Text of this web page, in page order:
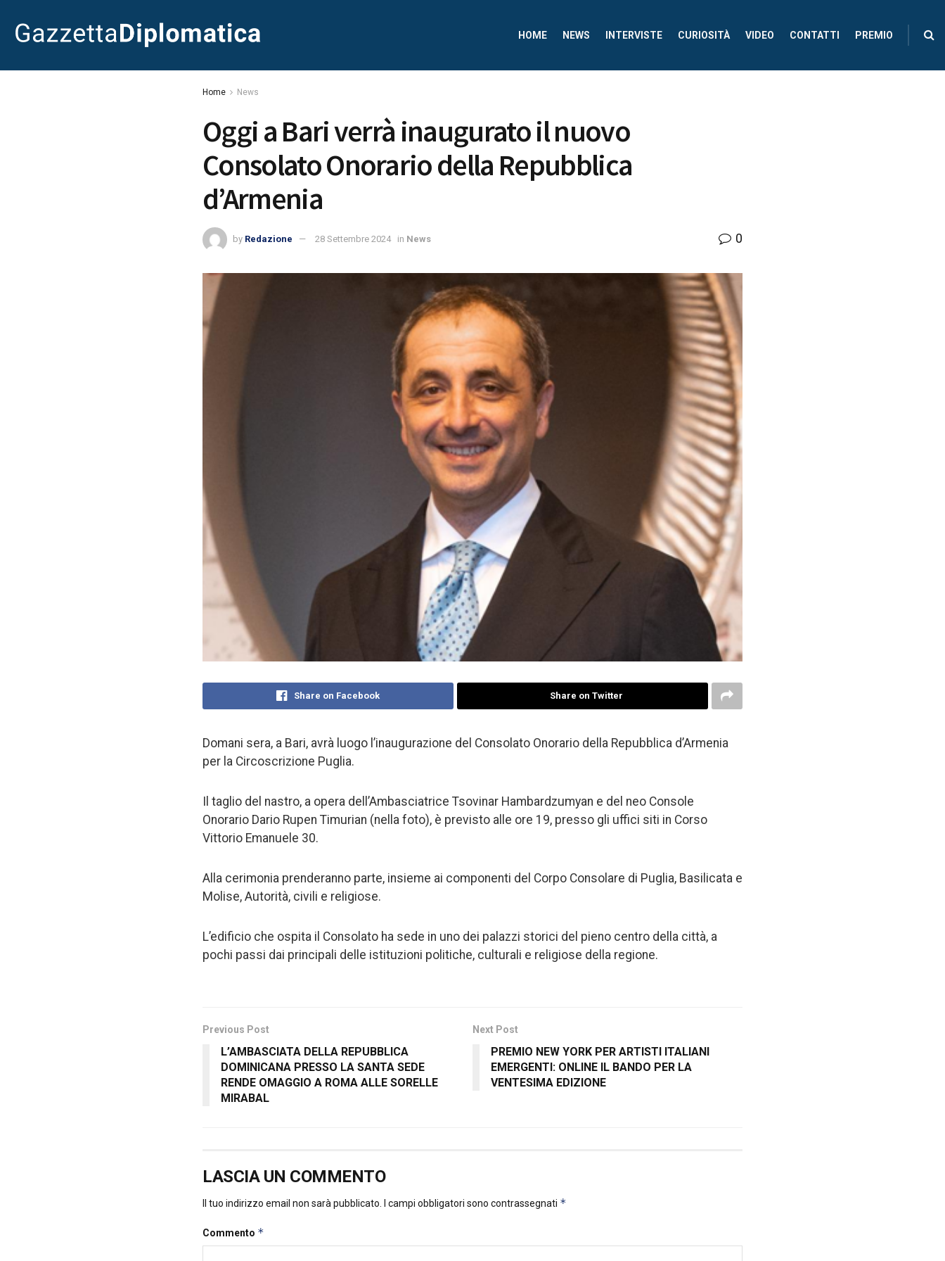
HOME NEWS INTERVISTE CURIOSITÀ VIDEO CONTATTI PREMIO
Home News
Oggi a Bari verrà inaugurato il nuovo
Consolato Onorario della Repubblica
d’Armenia
by Redazione 28 Settembre 2024 in News 0
Share on Facebook Share on Twitter
Domani sera, a Bari, avrà luogo l’inaugurazione del Consolato Onorario della Repubblica d’Armenia
per la Circoscrizione Puglia.
Il taglio del nastro, a opera dell’Ambasciatrice Tsovinar Hambardzumyan e del neo Console
Onorario Dario Rupen Timurian (nella foto), è previsto alle ore 19, presso gli uffici siti in Corso
Vittorio Emanuele 30.
Alla cerimonia prenderanno parte, insieme ai componenti del Corpo Consolare di Puglia, Basilicata e
Molise, Autorità, civili e religiose.
L’edificio che ospita il Consolato ha sede in uno dei palazzi storici del pieno centro della città, a
pochi passi dai principali delle istituzioni politiche, culturali e religiose della regione.
Previous Post
L’AMBASCIATA DELLA REPUBBLICA
DOMINICANA PRESSO LA SANTA SEDE
RENDE OMAGGIO A ROMA ALLE SORELLE
MIRABAL
Next Post
PREMIO NEW YORK PER ARTISTI ITALIANI
EMERGENTI: ONLINE IL BANDO PER LA
VENTESIMA EDIZIONE
LASCIA UN COMMENTO
Il tuo indirizzo email non sarà pubblicato. I campi obbligatori sono contrassegnati *
Commento *